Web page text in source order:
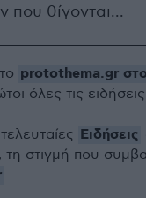
που θίγονται...
protothema.gr
όλες τις ειδήσεις
Ειδήσεις
τη στιγμή που